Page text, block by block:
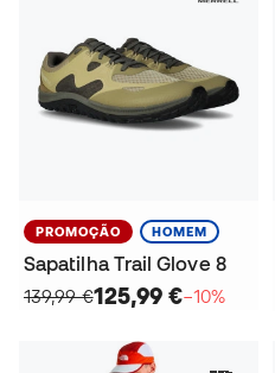
PROMOÇÃO HOMEM
Sapatilha Trail Glove 8
139,99 €125,99 €−10%